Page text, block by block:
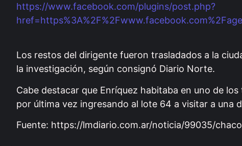
https://www.facebook.com/plugins/post.php?
Los restos del dirigente fueron trasladados a la
la investigación, según consignó Diario Norte.
Cabe destacar que Enríquez habitaba en uno de
por última vez ingresando al lote 64 a visitar a una
Fuente: https://lmdiario.com.ar/noticia/99035/